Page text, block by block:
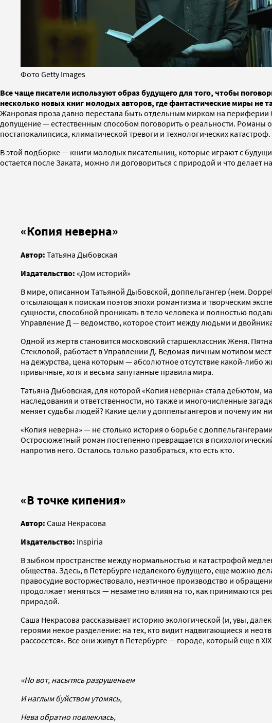
Фото Getty Images
Все чаще писатели используют образ будущего для того, чтобы
несколько новых книг молодых авторов, где фантастические миры не
Жанровая проза давно перестала быть отдельным мирком на периферии
допущение — естественным способом поговорить о реальности. Романы о
постапокалипсиса, климатической тревоги и технологических катастроф.
В этой подборке — книги молодых писательниц, которые играют с
остается после Заката, можно ли договориться с природой и что делает
«Копия неверна»
Автор: Татьяна Дыбовская
Издательство: «Дом историй»
В мире, описанном Татьяной Дыбовской, доппельгангер (нем.
отсылающая к поискам поэтов эпохи романтизма и творческим
сущности, способной проникать в тело человека и полностью
Управление Д — ведомство, которое стоит между людьми и
Одной из жертв становится московский старшеклассник Женя.
Стекловой, работает в Управлении Д. Ведомая личным мотивом
на дежурства, цена которым — абсолютное отсутствие какой-
привычные, хотя и весьма запутанные правила мира.
Татьяна Дыбовская, для которой «Копия неверна» стала дебютом,
наследования и ответственности, но также и многочисленные
меняет судьбы людей? Какие цели у доппельгангеров и почему им
«Копия неверна» — не столько история о борьбе с
Остросюжетный роман постепенно превращается в
напротив него. Осталось только разобраться, кто есть кто.
«В точке кипения»
Автор: Саша Некрасова
Издательство: Inspiria
В зыбком пространстве между нормальностью и катастрофой
общества. Здесь, в Петербурге недалекого будущего, еще можно
правосудие восторжествовало, неэтичное производство и
продолжает меняться — незаметно влияя на то, как принимаются
природой.
Саша Некрасова рассказывает историю экологической (и, увы,
героями некое разделение: на тех, кто видит надвигающиеся и
рассосется». Все они живут в Петербурге — городе, который еще в
«Но вот, насытясь разрушеньем
И наглым буйством утомясь,
Нева обратно повлеклась,